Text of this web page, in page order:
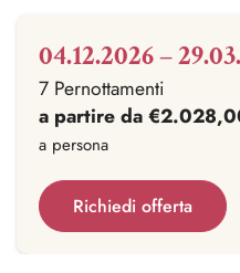
04.12.2026 –
7 Pernottamenti
a partire da
a persona
Richiedi offerta